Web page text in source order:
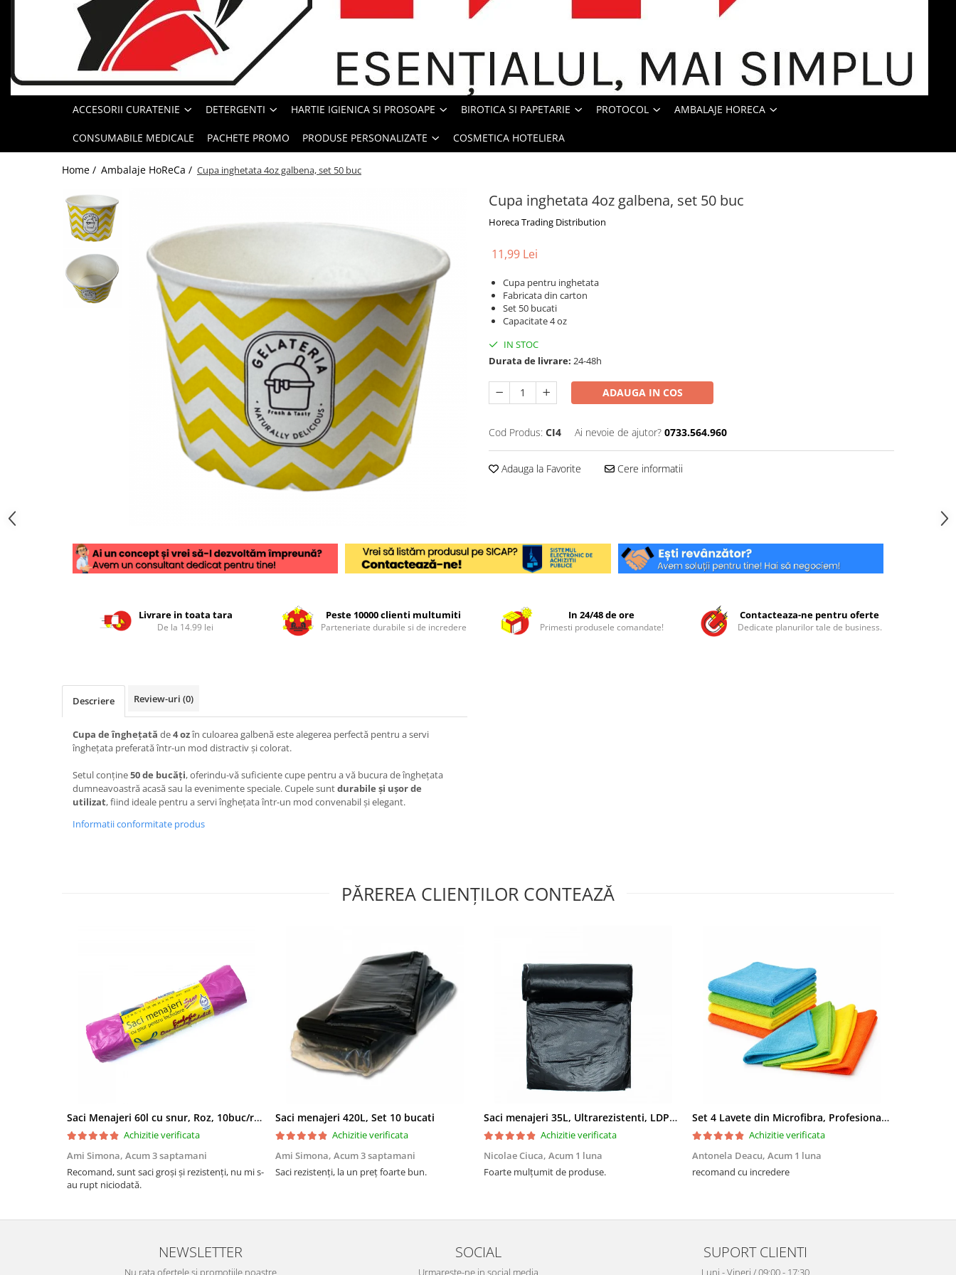
Intretinere masina de spalat
Insecticide si Capcane
Sapunuri
Solutii desfundat teviACCESORII CURATENIE DETERGENTI HARTIE IGIENICA SI PROSOAPE BIROTICA SI PAPETARIE PROTOCOL AMBALAJE HORECA
CONSUMABILE MEDICALE PACHETE PROMO PRODUSE PERSONALIZATE COSMETICA HOTELIERA
Home / Ambalaje HoReCa / Cupa inghetata 4oz galbena, set 50 buc
Cupa inghetata 4oz galbena, set 50 buc
Horeca Trading Distribution
11,99 Lei
Cupa pentru inghetata
Fabricata din carton
Set 50 bucati
Capacitate 4 oz
IN STOC
Durata de livrare: 24-48h
ADAUGA IN COS
Cod Produs: CI4 Ai nevoie de ajutor? 0733.564.960
Adauga la Favorite Cere informatii
Livrare in toata tara
De la 14.99 lei
Peste 10000 clienti multumiti
Parteneriate durabile si de incredere
In 24/48 de ore
Primesti produsele comandate!
Contacteaza-ne pentru oferte
Dedicate planurilor tale de business.
Descriere Review-uri (0)
Cupa de înghețată de4 ozîn culoarea galbenă este alegerea perfectă pentru a servi
înghețata preferată într-un mod distractiv și colorat.
Setul conține50 de bucăți, oferindu-vă suficiente cupe pentru a vă bucura de înghețata
dumneavoastră acasă sau la evenimente speciale. Cupele suntdurabile și ușor de
utilizat, fiind ideale pentru a servi înghețata într-un mod convenabil și elegant.
Informatii conformitate produs
PĂREREA CLIENȚILOR CONTEAZĂ
Saci Menajeri 60l cu snur, Roz, 10buc/rola
Achizitie verificata
Ami Simona, Acum 3 saptamani
Recomand, sunt saci groși și rezistenți, nu mi s-
au rupt niciodată.
Saci menajeri 420L, Set 10 bucati
Achizitie verificata
Ami Simona, Acum 3 saptamani
Saci rezistenți, la un preț foarte bun.
Saci menajeri 35L, Ultrarezistenti, LDPE, 15 buc/rola
Achizitie verificata
Nicolae Ciuca, Acum 1 luna
Foarte mulțumit de produse.
Set 4 Lavete din Microfibra, Profesionale, 4 culori, 30x30cm
Achizitie verificata
Antonela Deacu, Acum 1 luna
recomand cu incredere
NEWSLETTER SOCIAL SUPORT CLIENTI